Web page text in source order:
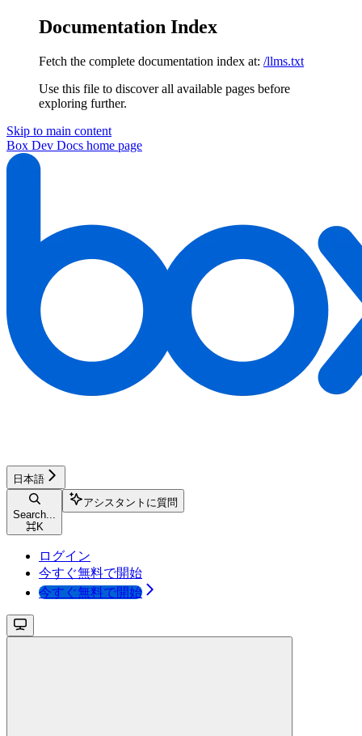
Documentation Index
Fetch the complete documentation index at: /llms.txt
Use this file to discover all available pages before
exploring further.
Skip to main content
Box Dev Docs home page
日本語
Search...
⌘K
アシスタントに質問
ログイン
今すぐ無料で開始
今すぐ無料で開始